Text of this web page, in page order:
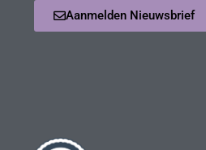
Aanmelden Nieuwsbrief